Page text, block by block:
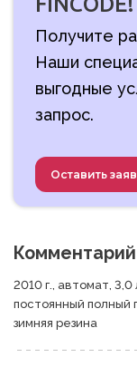
Получите
Наши
выгодные
запрос.
Оставить
2010 г., автомат, 3,0
постоянный полный
зимняя резина